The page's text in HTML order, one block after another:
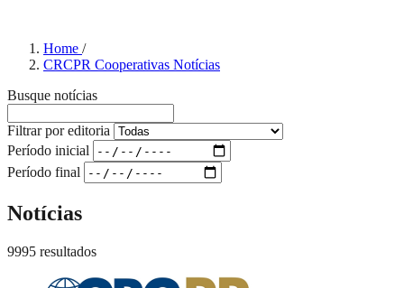
Home /
CRCPR Cooperativas Notícias
Busque notícias
Filtrar por editoria
Período inicial
Período final
Notícias
9995 resultados